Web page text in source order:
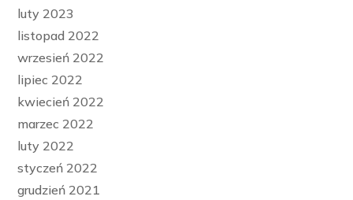
luty 2023
listopad 2022
wrzesień 2022
lipiec 2022
kwiecień 2022
marzec 2022
luty 2022
styczeń 2022
grudzień 2021